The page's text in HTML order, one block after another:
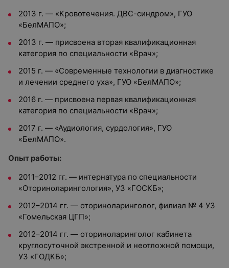
2013 г. — «Кровотечения. ДВС-синдром», ГУО
«БелМАПО»;
2013 г. — присвоена вторая квалификационная
категория по специальности «Врач»;
2015 г. — «Современные технологии в диагностике
и лечении среднего уха», ГУО «БелМАПО»;
2016 г. — присвоена первая квалификационная
категория по специальности «Врач»;
2017 г. — «Аудиология, сурдология», ГУО
«БелМАПО».
Опыт работы:
2011–2012 гг. — интернатура по специальности
«Оториноларингология», УЗ «ГОСКБ»;
2012–2014 гг. — оториноларинголог, филиал № 4 УЗ
«Гомельская ЦГП»;
2012–2014 гг. — оториноларинголог кабинета
круглосуточной экстренной и неотложной помощи,
УЗ «ГОДКБ»;